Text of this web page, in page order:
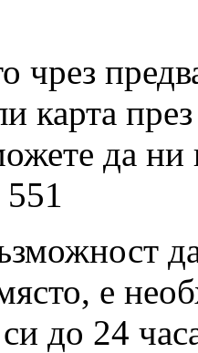
чрез
карта
да
е
си до 24